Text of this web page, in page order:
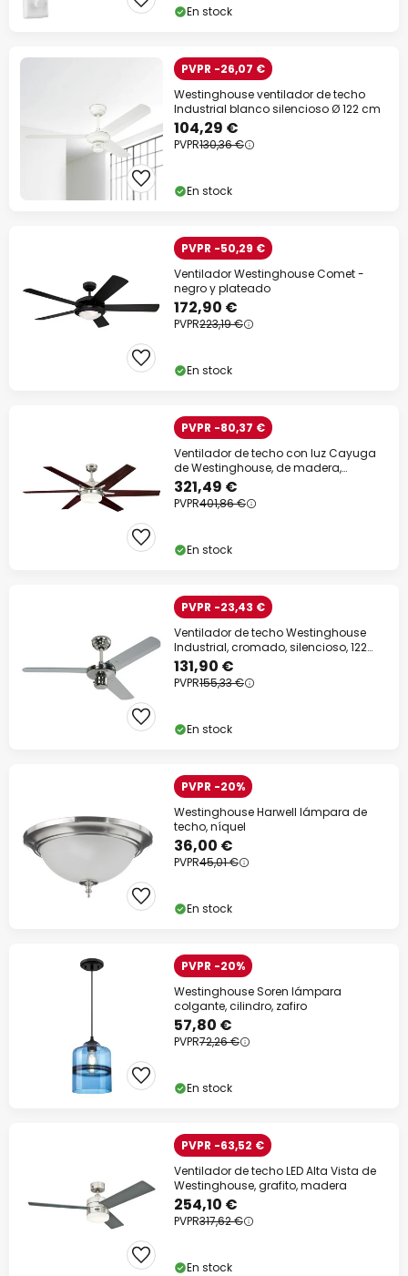
En stock
PVPR -26,07 €
Westinghouse ventilador de techo
Industrial blanco silencioso Ø 122 cm
104,29 €
PVPR130,36 €
En stock
PVPR -50,29 €
Ventilador Westinghouse Comet -
negro y plateado
172,90 €
PVPR223,19 €
En stock
PVPR -80,37 €
Ventilador de techo con luz Cayuga
de Westinghouse, de madera,
silencioso
321,49 €
PVPR401,86 €
En stock
PVPR -23,43 €
Ventilador de techo Westinghouse
Industrial, cromado, silencioso, 122
cm
131,90 €
PVPR155,33 €
En stock
PVPR -20%
Westinghouse Harwell lámpara de
techo, níquel
36,00 €
PVPR45,01 €
En stock
PVPR -20%
Westinghouse Soren lámpara
colgante, cilindro, zafiro
57,80 €
PVPR72,26 €
En stock
PVPR -63,52 €
Ventilador de techo LED Alta Vista de
Westinghouse, grafito, madera
254,10 €
PVPR317,62 €
En stock